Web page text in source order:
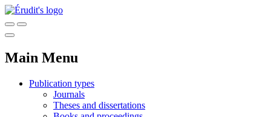
Main Menu
Publication types
Journals
Theses and dissertations